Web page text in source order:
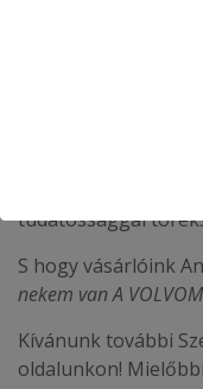
tudatossággal
S hogy vásárlóink
nekem van A
Kívánunk további
oldalunkon!